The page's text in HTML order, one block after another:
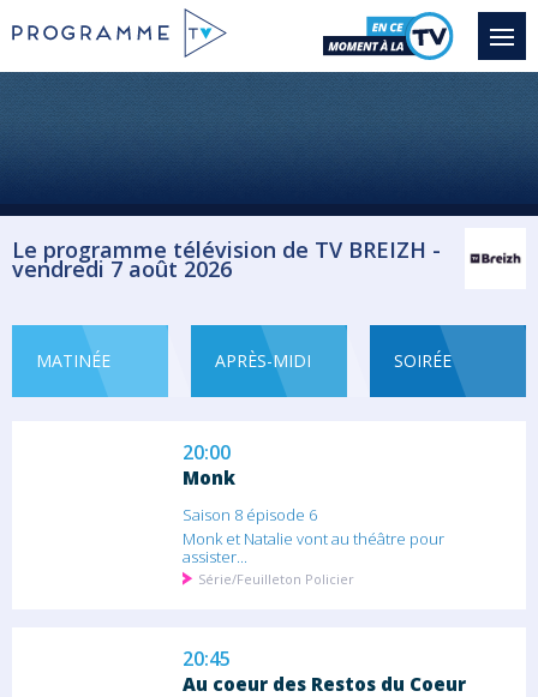
Le programme télévision de TV BREIZH -
vendredi 7 août 2026
MATINÉE APRÈS-MIDI SOIRÉE
18:25
Monk
Saison 8 épisode 4
19:10
Saison 8 épisode 5
Monk doit témoigner lors du procès d'Evan...
Série/Feuilleton Policier
20:00
Monk
Saison 8 épisode 6
Monk et Natalie vont au théâtre pour
assister...
Série/Feuilleton Policier
20:45
Au coeur des Restos du Coeur